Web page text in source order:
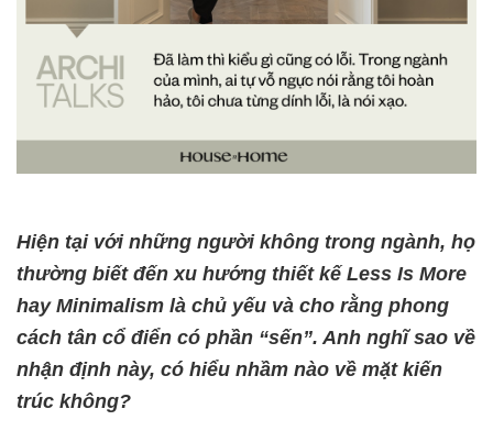
Hiện tại với những người không trong ngành, họ
thường biết đến xu hướng thiết kế Less Is More
hay Minimalism là chủ yếu và cho rằng phong
cách tân cổ điển có phần “sến”. Anh nghĩ sao về
nhận định này, có hiểu nhầm nào về mặt kiến
trúc không?